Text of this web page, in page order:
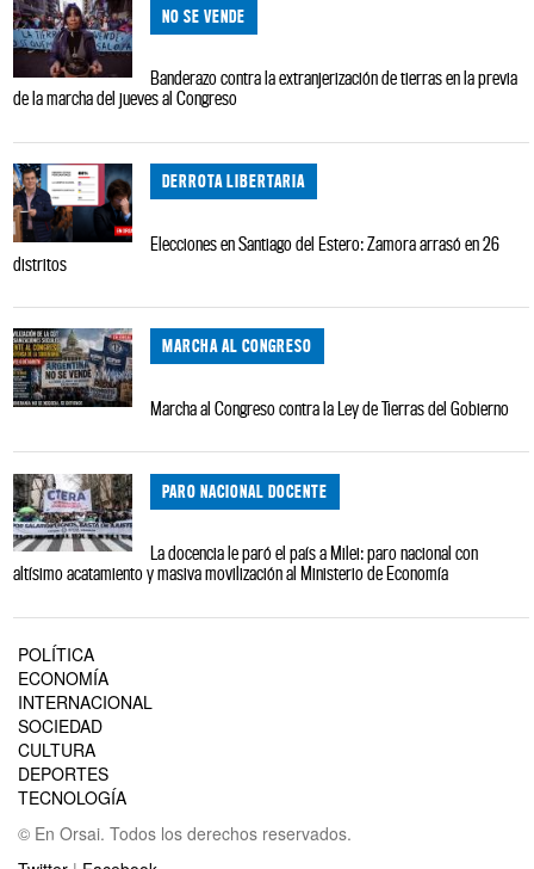
NO SE VENDE
Banderazo contra la extranjerización de tierras en la previa
de la marcha del jueves al Congreso
DERROTA LIBERTARIA
Elecciones en Santiago del Estero: Zamora arrasó en 26
distritos
MARCHA AL CONGRESO
Marcha al Congreso contra la Ley de Tierras del Gobierno
PARO NACIONAL DOCENTE
La docencia le paró el país a Milei: paro nacional con
altísimo acatamiento y masiva movilización al Ministerio de Economía
POLÍTICA
ECONOMÍA
INTERNACIONAL
SOCIEDAD
CULTURA
DEPORTES
TECNOLOGÍA
© En Orsai. Todos los derechos reservados.